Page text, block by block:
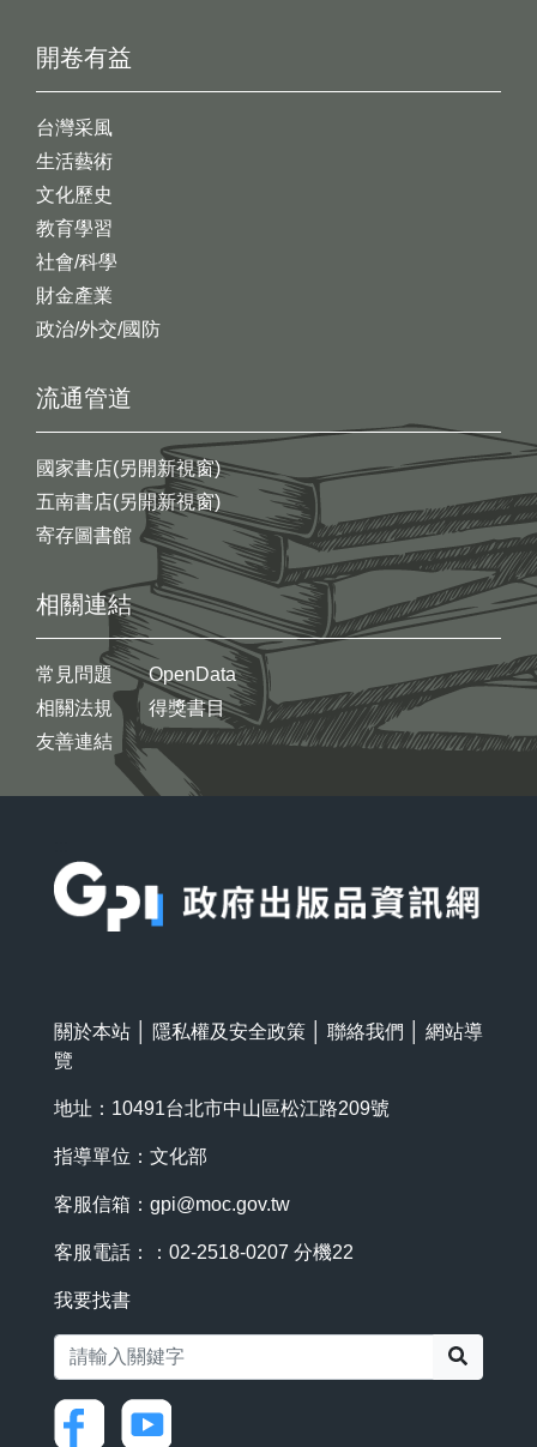
開卷有益
台灣采風
生活藝術
文化歷史
教育學習
社會/科學
財金產業
政治/外交/國防
流通管道
國家書店(另開新視窗)
五南書店(另開新視窗)
寄存圖書館
相關連結
常見問題
相關法規
友善連結
OpenData
得獎書目
關於本站 隱私權及安全政策 聯絡我們
網站導
覽
地址：10491台北市中山區松江路209號
指導單位：文化部
客服信箱： gpi@moc.gov.tw
客服電話：：02-2518-0207 分機22
我要找書